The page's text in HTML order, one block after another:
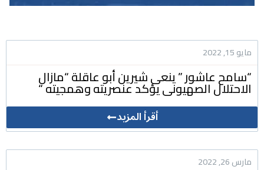
مايو 15, 2022
“سامح عاشور ” ينعى شيرين أبو عاقلة “مازال
الاحتلال الصهيونى يؤكد عنصريته وهمجيته “
أقرأ المزيد
مارس 26, 2022